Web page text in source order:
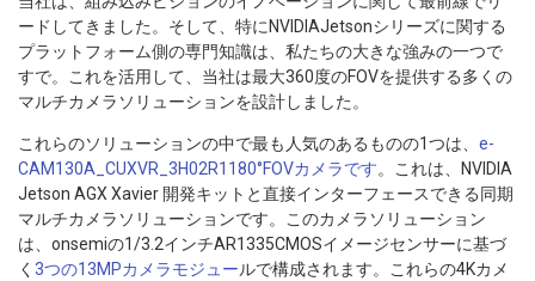
ードしてきました。そして、特にNVIDIAJetsonシリーズに関する
プラットフォーム側の専門知識は、私たちの大きな強みの一つで
すで。これを活用して、当社は最大360度のFOVを提供する多くの
マルチカメラソリューションを設計しました。
これらのソリューションの中で最も人気のあるものの1つは、 e-
CAM130A_CUXVR_3H02R1180°FOVカメラです。これは、NVIDIA
Jetson AGX Xavier 開発キットと直接インターフェースできる同期
マルチカメラソリューションです。このカメラソリューション
は、onsemiの1/3.2インチAR1335CMOSイメージセンサーに基づ
く 3つの13MPカメラモジュールで構成されます。これらの4Kカメ